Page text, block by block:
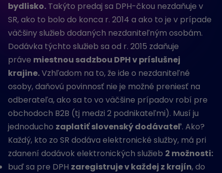
bydlisko. Takýto predaj sa DPH-čkou nezdaňuje v
SR, ako to bolo do konca r. 2014 a ako to je v prípade
väčšiny služieb dodaných nezdaniteľným osobám.
Dodávka týchto služieb sa od r. 2015 zdaňuje
práve miestnou sadzbou DPH v príslušnej
krajine.Vzhľadom na to, že ide o nezdaniteľné
osoby, daňovú povinnosť nie je možné preniesť na
odberateľa, ako sa to vo väčšine prípadov robí pre
obchodoch B2B (tj medzi 2 podnikateľmi). Musí ju
jednoducho zaplatiť slovenský dodávateľ. Ako?
Každý, kto zo SR dodáva elektronické služby, má pri
zdanení dodávok elektronických služieb 2 možnosti:
buď sa pre DPH zaregistruje v každej z krajín, do